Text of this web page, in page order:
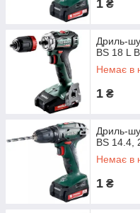
1 ₴
Дриль-
BS 18 L
Немає в
1 ₴
Дриль-
BS 14.4,
Немає в
1 ₴